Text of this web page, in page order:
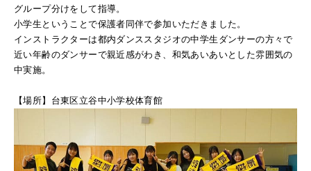
グループ分けをして指導。
小学生ということで保護者同伴で参加いただきました。
インストラクターは都内ダンススタジオの中学生ダンサーの方々で
近い年齢のダンサーで親近感がわき、和気あいあいとした雰囲気の
中実施。
【場所】台東区立谷中小学校体育館